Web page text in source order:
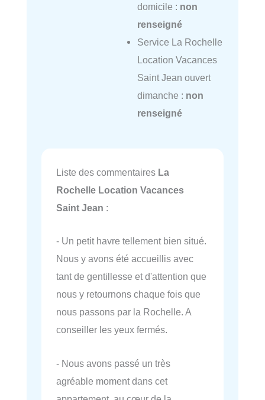
domicile : non
renseigné
Service La Rochelle
Location Vacances
Saint Jean ouvert
dimanche : non
renseigné
Liste des commentaires La
Rochelle Location Vacances
Saint Jean :
- Un petit havre tellement bien situé.
Nous y avons été accueillis avec
tant de gentillesse et d'attention que
nous y retournons chaque fois que
nous passons par la Rochelle. A
conseiller les yeux fermés.
- Nous avons passé un très
agréable moment dans cet